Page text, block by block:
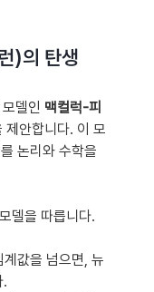
)의 탄생
델인 맥컬럭-피
제안합니다. 이 모
논리와 수학을
델을 따릅니다.
값을 넘으면, 뉴
.